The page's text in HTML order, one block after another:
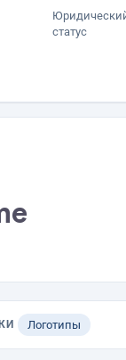
статус
Логотипы